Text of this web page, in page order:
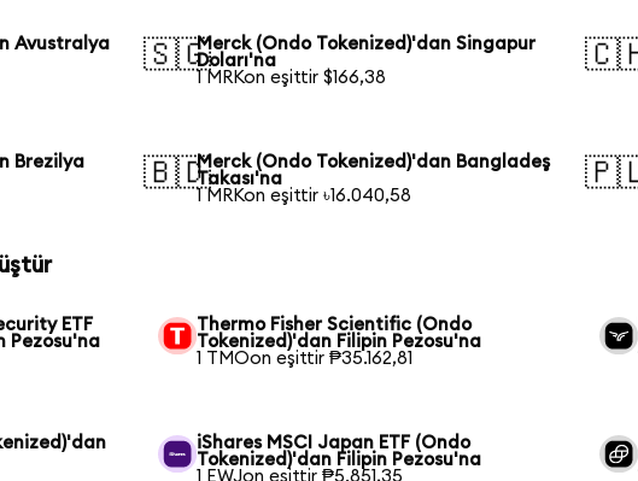
Avustralya
🇸🇬Merck (Ondo Tokenized)'dan Singapur
Doları'na
1 MRKon eşittir $166,38
Brezilya
🇧🇩Merck (Ondo Tokenized)'dan Bangladeş
Takası'na
1 MRKon eşittir ৳16.040,58
ETF
Pezosu'na
Thermo Fisher Scientific (Ondo
Tokenized)'dan Filipin Pezosu'na
1 TMOon eşittir ₱35.162,81
iShares MSCI Japan ETF (Ondo
Tokenized)'dan Filipin Pezosu'na
1 EWJon eşittir ₱5.851,35